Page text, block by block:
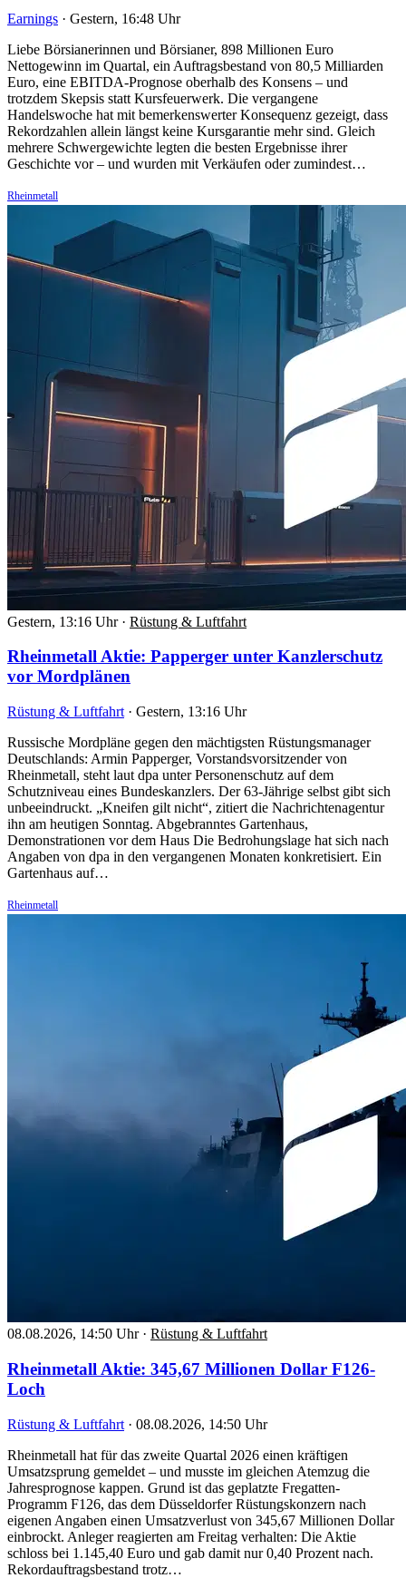
Earnings · Gestern, 16:48 Uhr
Liebe Börsianerinnen und Börsianer, 898 Millionen Euro
Nettogewinn im Quartal, ein Auftragsbestand von 80,5 Milliarden
Euro, eine EBITDA-Prognose oberhalb des Konsens – und
trotzdem Skepsis statt Kursfeuerwerk. Die vergangene
Handelswoche hat mit bemerkenswerter Konsequenz gezeigt, dass
Rekordzahlen allein längst keine Kursgarantie mehr sind. Gleich
mehrere Schwergewichte legten die besten Ergebnisse ihrer
Geschichte vor – und wurden mit Verkäufen oder zumindest…
Rheinmetall
Gestern, 13:16 Uhr · Rüstung & Luftfahrt
Rheinmetall Aktie: Papperger unter Kanzlerschutz
vor Mordplänen
Rüstung & Luftfahrt · Gestern, 13:16 Uhr
Russische Mordpläne gegen den mächtigsten Rüstungsmanager
Deutschlands: Armin Papperger, Vorstandsvorsitzender von
Rheinmetall, steht laut dpa unter Personenschutz auf dem
Schutzniveau eines Bundeskanzlers. Der 63-Jährige selbst gibt sich
unbeeindruckt. „Kneifen gilt nicht“, zitiert die Nachrichtenagentur
ihn am heutigen Sonntag. Abgebranntes Gartenhaus,
Demonstrationen vor dem Haus Die Bedrohungslage hat sich nach
Angaben von dpa in den vergangenen Monaten konkretisiert. Ein
Gartenhaus auf…
Rheinmetall
08.08.2026, 14:50 Uhr · Rüstung & Luftfahrt
Rheinmetall Aktie: 345,67 Millionen Dollar F126-
Loch
Rüstung & Luftfahrt · 08.08.2026, 14:50 Uhr
Rheinmetall hat für das zweite Quartal 2026 einen kräftigen
Umsatzsprung gemeldet – und musste im gleichen Atemzug die
Jahresprognose kappen. Grund ist das geplatzte Fregatten-
Programm F126, das dem Düsseldorfer Rüstungskonzern nach
eigenen Angaben einen Umsatzverlust von 345,67 Millionen Dollar
einbrockt. Anleger reagierten am Freitag verhalten: Die Aktie
schloss bei 1.145,40 Euro und gab damit nur 0,40 Prozent nach.
Rekordauftragsbestand trotz…